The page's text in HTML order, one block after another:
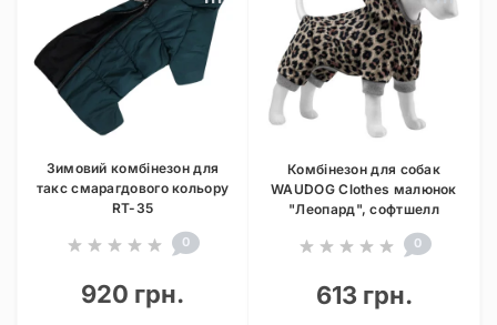
Зимовий комбінезон для
такс смарагдового кольору
RT-35
0
920 грн.
Комбінезон для собак
WAUDOG Clothes малюнок
"Леопард", софтшелл
0
613 грн.